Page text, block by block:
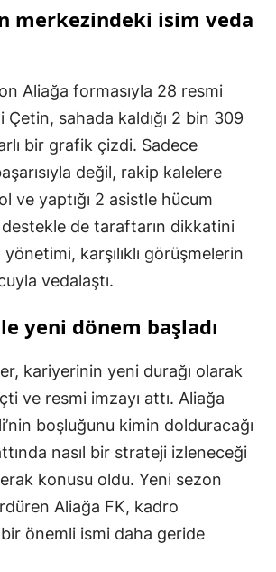
merkezindeki isim veda
Aliağa formasıyla 28 resmi
Çetin, sahada kaldığı 2 bin 309
bir grafik çizdi. Sadece
değil, rakip kalelere
ve yaptığı 2 asistle hücum
de taraftarın dikkatini
karşılıklı görüşmelerin
vedalaştı.
yeni dönem başladı
kariyerinin yeni durağı olarak
ve resmi imzayı attı. Aliağa
boşluğunu kimin dolduracağı
nasıl bir strateji izleneceği
konusu oldu. Yeni sezon
Aliağa FK, kadro
önemli ismi daha geride